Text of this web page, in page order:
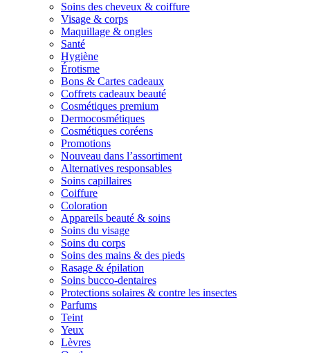
Soins des cheveux & coiffure
Visage & corps
Maquillage & ongles
Santé
Hygiène
Érotisme
Bons & Cartes cadeaux
Coffrets cadeaux beauté
Cosmétiques premium
Dermocosmétiques
Cosmétiques coréens
Promotions
Nouveau dans l’assortiment
Alternatives responsables
Soins capillaires
Coiffure
Coloration
Appareils beauté & soins
Soins du visage
Soins du corps
Soins des mains & des pieds
Rasage & épilation
Soins bucco-dentaires
Protections solaires & contre les insectes
Parfums
Teint
Yeux
Lèvres